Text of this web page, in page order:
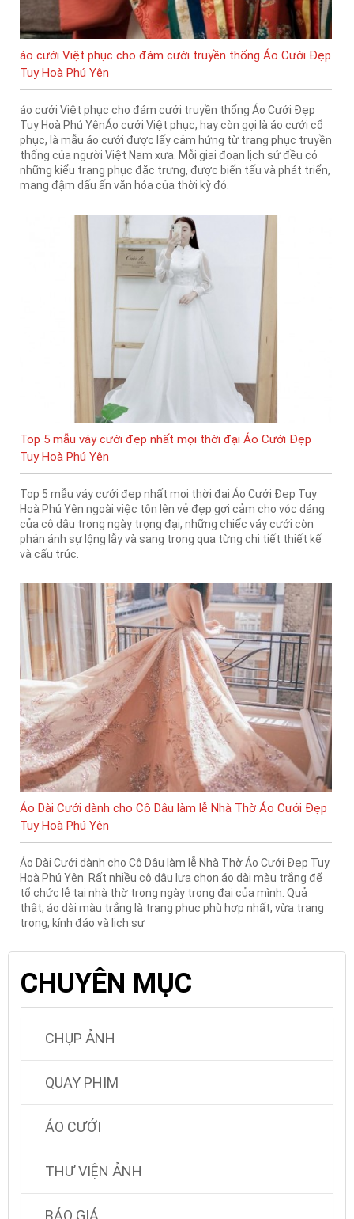
áo cưới Việt phục cho đám cưới truyền thống Áo Cưới Đẹp
Tuy Hoà Phú Yên
áo cưới Việt phục cho đám cưới truyền thống Áo Cưới Đẹp
Tuy Hoà Phú YênÁo cưới Việt phục, hay còn gọi là áo cưới cổ
phục, là mẫu áo cưới được lấy cảm hứng từ trang phục truyền
thống của người Việt Nam xưa. Mỗi giai đoạn lịch sử đều có
những kiểu trang phục đặc trưng, được biến tấu và phát triển,
mang đậm dấu ấn văn hóa của thời kỳ đó.
Top 5 mẫu váy cưới đẹp nhất mọi thời đại Áo Cưới Đẹp
Tuy Hoà Phú Yên
Top 5 mẫu váy cưới đẹp nhất mọi thời đại Áo Cưới Đẹp Tuy
Hoà Phú Yên ngoài việc tôn lên vẻ đẹp gợi cảm cho vóc dáng
của cô dâu trong ngày trọng đại, những chiếc váy cưới còn
phản ánh sự lộng lẫy và sang trọng qua từng chi tiết thiết kế
và cấu trúc.
Áo Dài Cưới dành cho Cô Dâu làm lễ Nhà Thờ Áo Cưới Đẹp
Tuy Hoà Phú Yên
Áo Dài Cưới dành cho Cô Dâu làm lễ Nhà Thờ Áo Cưới Đẹp Tuy
Hoà Phú Yên Rất nhiều cô dâu lựa chọn áo dài màu trắng để
tổ chức lễ tại nhà thờ trong ngày trọng đại của mình. Quả
thật, áo dài màu trắng là trang phục phù hợp nhất, vừa trang
trọng, kính đáo và lịch sự
CHUYÊN MỤC
CHỤP ẢNH
QUAY PHIM
ÁO CƯỚI
THƯ VIỆN ẢNH
BÁO GIÁ